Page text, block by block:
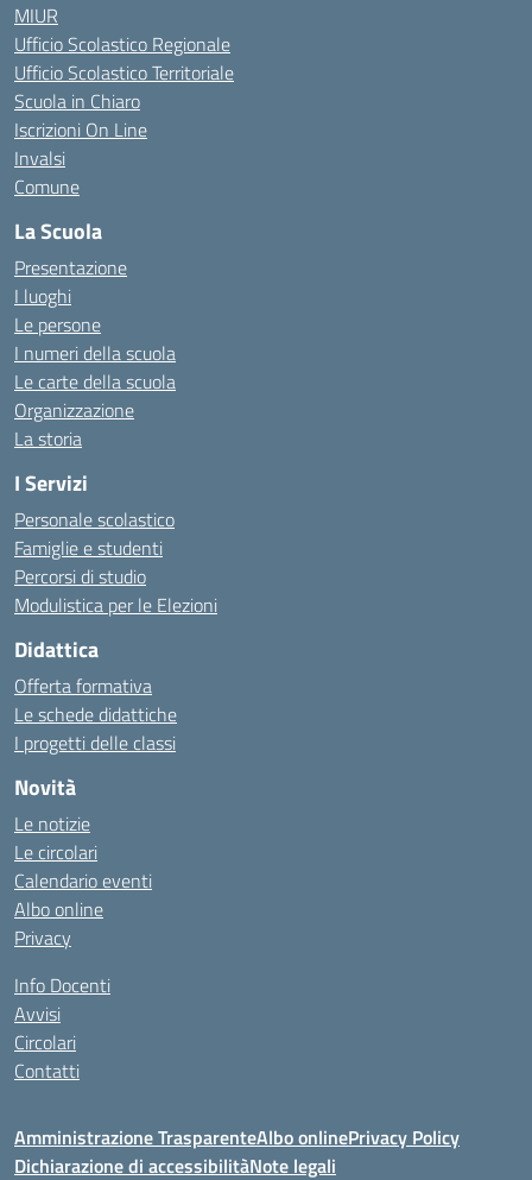
MIUR
Ufficio Scolastico Regionale
Ufficio Scolastico Territoriale
Scuola in Chiaro
Iscrizioni On Line
Invalsi
Comune
La Scuola
Presentazione
I luoghi
Le persone
I numeri della scuola
Le carte della scuola
Organizzazione
La storia
I Servizi
Personale scolastico
Famiglie e studenti
Percorsi di studio
Modulistica per le Elezioni
Didattica
Offerta formativa
Le schede didattiche
I progetti delle classi
Novità
Le notizie
Le circolari
Calendario eventi
Albo online
Privacy
Info Docenti
Avvisi
Circolari
Contatti
Amministrazione TrasparenteAlbo onlinePrivacy Policy
Dichiarazione di accessibilitàNote legali